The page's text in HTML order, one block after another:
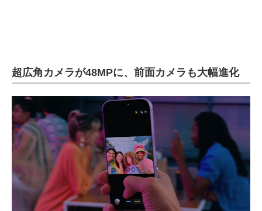
超広角カメラが48MPに、前面カメラも大幅進化